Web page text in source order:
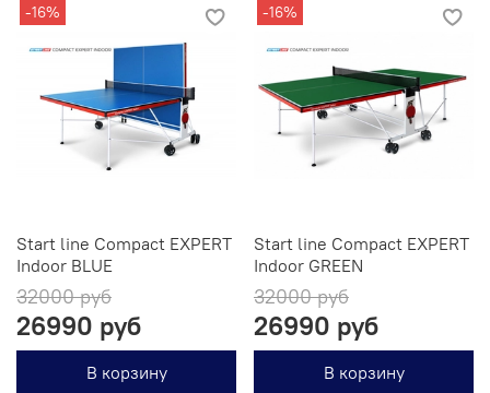
-16%
Start line Compact EXPERT
Indoor BLUE
32000 руб
26990 руб
В корзину
-16%
Start line Compact EXPERT
Indoor GREEN
32000 руб
26990 руб
В корзину